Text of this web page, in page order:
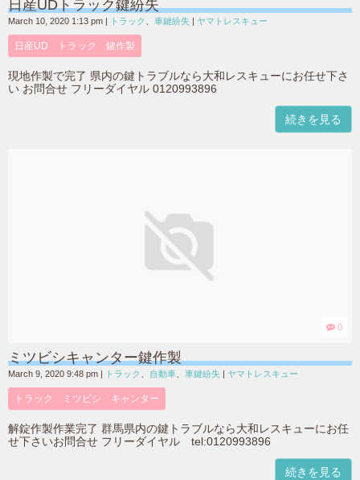
日産UDトラック鍵紛失
March 10, 2020 1:13 pm | トラック 車鍵紛失 | ヤマトレスキュー
日産UD トラック 鍵作製
現地作製で完了 県内の鍵トラブルなら大和レスキューにお任せ下さ
い お問合せ フリーダイヤル 0120993896
続きを見る
0
ミツビシキャンター鍵作製
March 9, 2020 9:48 pm トラック 自動車 車鍵紛失 ヤマトレスキュー
トラック ミツビシ キャンター
解錠作製作業完了 群馬県内の鍵トラブルなら大和レスキューにお任
せ下さいお問合せ フリーダイヤル tel:0120993896
続きを見る